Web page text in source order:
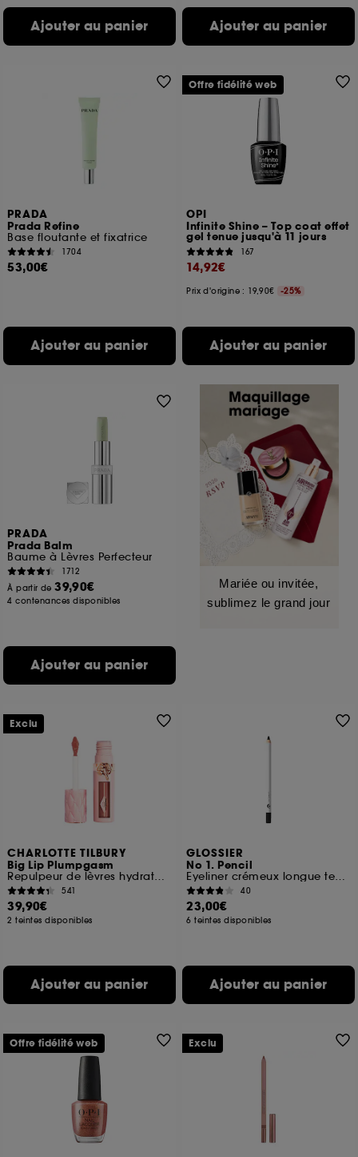
Ajouter au panier Ajouter au panier
PRADA
Prada Refine
Base floutante et fixatrice
1704
53,00€
Ajouter au panier
OPI
Infinite Shine – Top coat effet
gel tenue jusqu'à 11 jours
167
14,92€
Prix d'origine : 19,90€ -25%
Ajouter au panier
Offre fidélité web
PRADA
Prada Balm
Baume à Lèvres Perfecteur
1712
À partir de39,90€
4 contenances disponibles
Ajouter au panier
Mariée ou invitée,
sublimez le grand jour
CHARLOTTE TILBURY
Big Lip Plumpgasm
Repulpeur de lèvres hydratant
541
39,90€
2 teintes disponibles
Ajouter au panier
Exclu
GLOSSIER
No 1. Pencil
Eyeliner crémeux longue tenue
40
23,00€
6 teintes disponibles
Ajouter au panier
Offre fidélité web Exclu